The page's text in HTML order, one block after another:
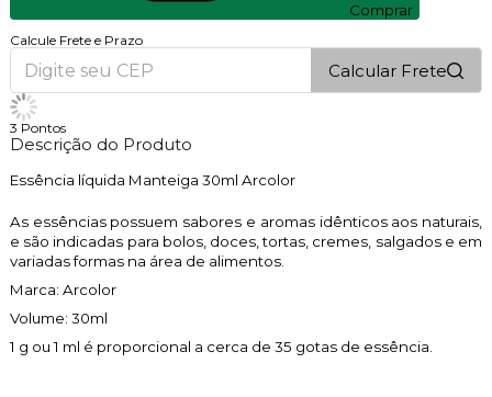
Comprar
Calcule Frete e Prazo
Calcular Frete
3 Pontos
Descrição do Produto
Essência líquida Manteiga 30ml Arcolor
As essências possuem sabores e aromas idênticos aos naturais,
e são indicadas para bolos, doces, tortas, cremes, salgados e em
variadas formas na área de alimentos.
Marca: Arcolor
Volume: 30ml
1 g ou 1 ml é proporcional a cerca de 35 gotas de essência.